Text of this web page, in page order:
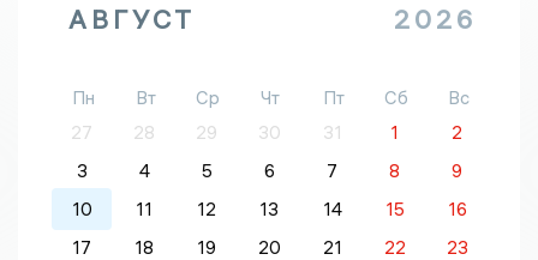
АВГУСТ 2026
Пн Вт Ср Чт Пт Сб
Вс
27
28 29 30 31 1
2
3
4 5 6 7 8
9
10
11 12 13 14 15
16
17
18 19 20 21 22
23